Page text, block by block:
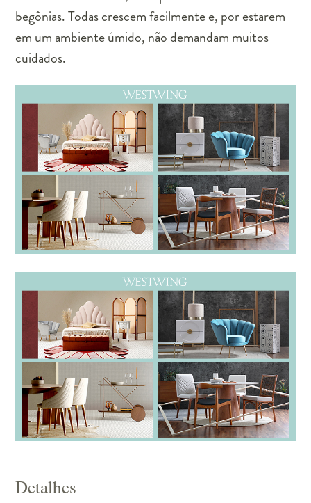
begônias. Todas crescem facilmente e, por estarem
em um ambiente úmido, não demandam muitos
cuidados.
Detalhes